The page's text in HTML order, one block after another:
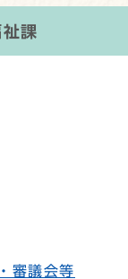
課
審議会等